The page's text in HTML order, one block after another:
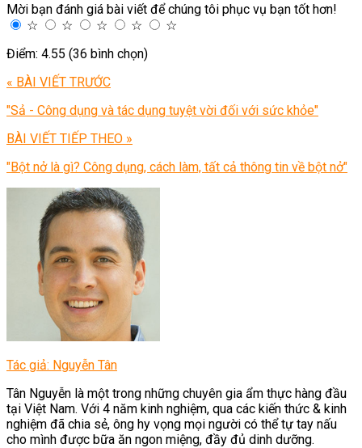
Mời bạn đánh giá bài viết để chúng tôi phục vụ bạn tốt hơn!
☆
☆ ☆ ☆
☆
Điểm: 4.55 (36 bình chọn)
« BÀI VIẾT TRƯỚC
"Sả - Công dụng và tác dụng tuyệt vời đối với sức khỏe"
BÀI VIẾT TIẾP THEO »
"Bột nở là gì? Công dụng, cách làm, tất cả thông tin về bột nở"
Tác giả: Nguyễn Tân
Tân Nguyễn là một trong những chuyên gia ẩm thực hàng đầu
tại Việt Nam. Với 4 năm kinh nghiệm, qua các kiến thức & kinh
nghiệm đã chia sẻ, ông hy vọng mọi người có thể tự tay nấu
cho mình được bữa ăn ngon miệng, đầy đủ dinh dưỡng.